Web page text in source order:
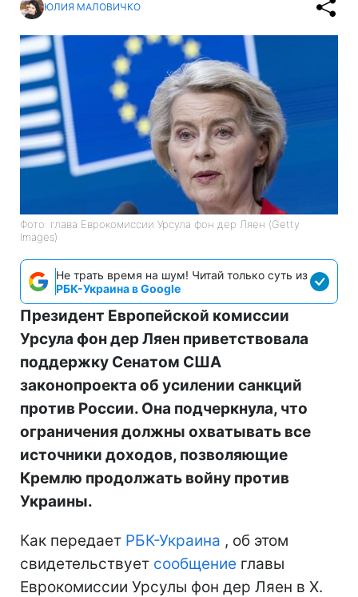
ЮЛИЯ МАЛОВИЧКО
Фото: глава Еврокомиссии Урсула фон дер Ляен (Getty
Images)
Не трать время на шум! Читай только суть из
РБК-Украина в Google
Президент Европейской комиссии
Урсула фон дер Ляен приветствовала
поддержку Сенатом США
законопроекта об усилении санкций
против России. Она подчеркнула, что
ограничения должны охватывать все
источники доходов, позволяющие
Кремлю продолжать войну против
Украины.
Как передает РБК-Украина , об этом
свидетельствует сообщение главы
Еврокомиссии Урсулы фон дер Ляен в Х.